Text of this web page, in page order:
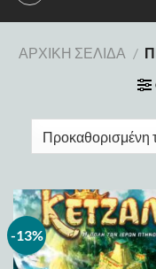
ΑΡΧΙΚΉ ΣΕΛΊΔΑ /
-13%